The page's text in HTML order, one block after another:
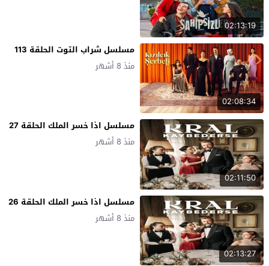
02:13:19
02:08:34
مسلسل شراب التوت الحلقة 113
منذ 8 أشهر
02:11:50
مسلسل اذا خسر الملك الحلقة 27
منذ 8 أشهر
02:13:27
مسلسل اذا خسر الملك الحلقة 26
منذ 8 أشهر